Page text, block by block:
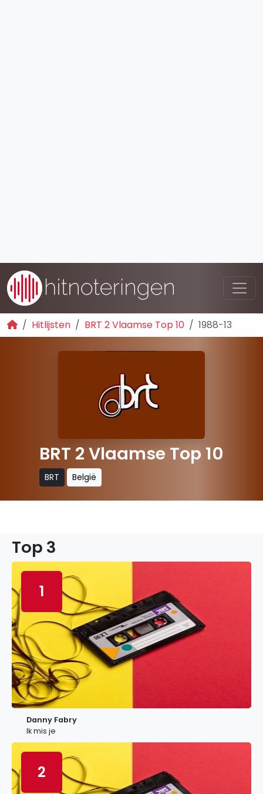
Hitlijsten BRT 2 Vlaamse Top 10 1988-13
BRT 2 Vlaamse Top 10
BRT België
Top 3
1
Danny Fabry
Ik mis je
2